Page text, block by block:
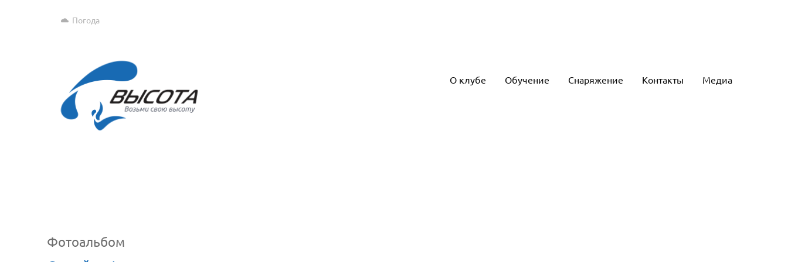
Погода
О клубе Обучение Снаряжение Контакты Медиа
Фотоальбом